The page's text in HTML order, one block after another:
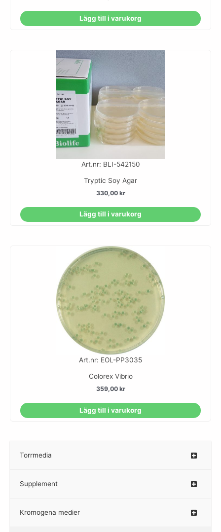
Lägg till i varukorg
Art.nr: BLI-542150
Tryptic Soy Agar
330,00 kr
Lägg till i varukorg
Art.nr: EOL-PP3035
Colorex Vibrio
359,00 kr
Lägg till i varukorg
Torrmedia
–
Supplement
–
Kromogena medier
–